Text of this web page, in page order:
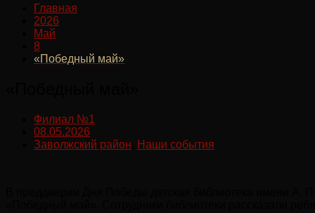
Главная
2026
Май
8
«Победный май»
Филиал №1
08.05.2026
Заволжский район
Наши события